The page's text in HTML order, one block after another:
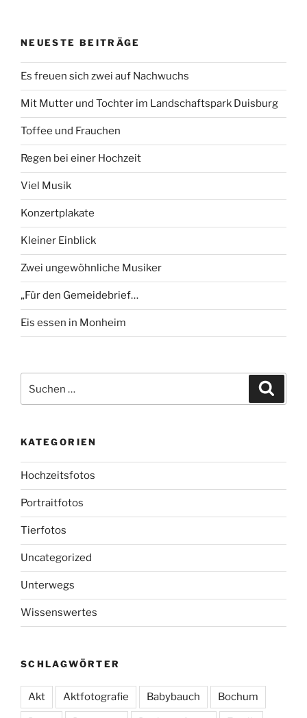
NEUESTE BEITRÄGE
Es freuen sich zwei auf Nachwuchs
Mit Mutter und Tochter im Landschaftspark Duisburg
Toffee und Frauchen
Regen bei einer Hochzeit
Viel Musik
Konzertplakate
Kleiner Einblick
Zwei ungewöhnliche Musiker
„Für den Gemeidebrief…
Eis essen in Monheim
nach:
KATEGORIEN
Hochzeitsfotos
Portraitfotos
Tierfotos
Uncategorized
Unterwegs
Wissenswertes
SCHLAGWÖRTER
Akt Aktfotografie Babybauch Bochum